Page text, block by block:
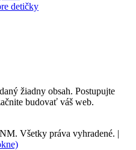
detičky
žiadny obsah. Postupujte
budovať váš web.
Všetky práva vyhradené. |